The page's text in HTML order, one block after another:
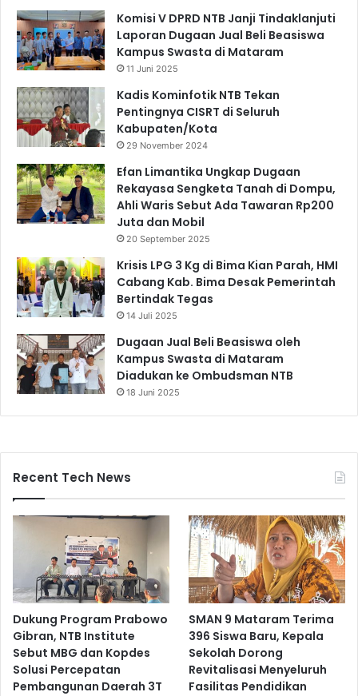
Komisi V DPRD NTB Janji Tindaklanjuti
Laporan Dugaan Jual Beli Beasiswa
Kampus Swasta di Mataram
11 Juni 2025
Kadis Kominfotik NTB Tekan
Pentingnya CISRT di Seluruh
Kabupaten/Kota
29 November 2024
Efan Limantika Ungkap Dugaan
Rekayasa Sengketa Tanah di Dompu,
Ahli Waris Sebut Ada Tawaran Rp200
Juta dan Mobil
20 September 2025
Krisis LPG 3 Kg di Bima Kian Parah, HMI
Cabang Kab. Bima Desak Pemerintah
Bertindak Tegas
14 Juli 2025
Dugaan Jual Beli Beasiswa oleh
Kampus Swasta di Mataram
Diadukan ke Ombudsman NTB
18 Juni 2025
Recent Tech News
Dukung Program Prabowo
Gibran, NTB Institute
Sebut MBG dan Kopdes
Solusi Percepatan
Pembangunan Daerah 3T
SMAN 9 Mataram Terima
396 Siswa Baru, Kepala
Sekolah Dorong
Revitalisasi Menyeluruh
Fasilitas Pendidikan